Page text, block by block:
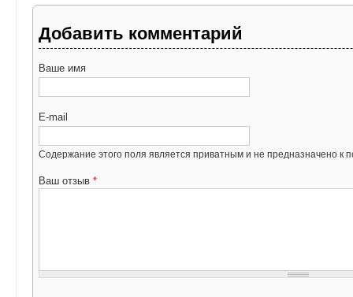
Добавить комментарий
Ваше имя
E-mail
Содержание этого поля является приватным и не предназначено к
Ваш отзыв *